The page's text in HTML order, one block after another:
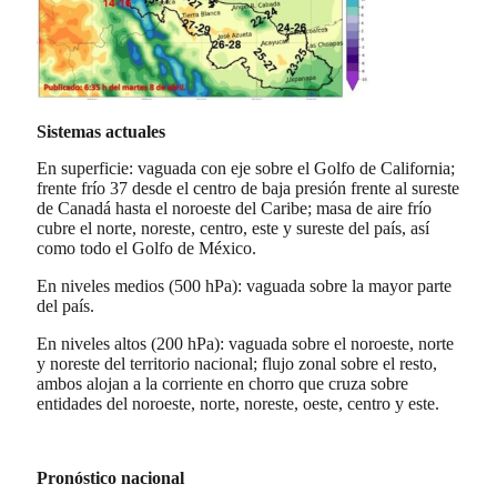
Sistemas actuales
En superficie: vaguada con eje sobre el Golfo de California;
frente frío 37 desde el centro de baja presión frente al sureste
de Canadá hasta el noroeste del Caribe; masa de aire frío
cubre el norte, noreste, centro, este y sureste del país, así
como todo el Golfo de México.
En niveles medios (500 hPa): vaguada sobre la mayor parte
del país.
En niveles altos (200 hPa): vaguada sobre el noroeste, norte
y noreste del territorio nacional; flujo zonal sobre el resto,
ambos alojan a la corriente en chorro que cruza sobre
entidades del noroeste, norte, noreste, oeste, centro y este.
Pronóstico nacional